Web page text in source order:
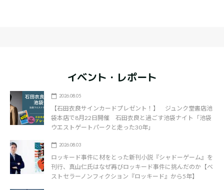
イベント・レポート
2026.08.05
【石田衣良サインカードプレゼント！】 ジュンク堂書店池
袋本店で8月22日開催 石田衣良と過ごす池袋ナイト「池袋
ウエストゲートパークと走った30年」
2026.08.03
ロッキード事件に材をとった新刊小説『シャドーゲーム』を
刊行、真山仁氏はなぜ再びロッキード事件に挑んだのか【ベ
ストセラーノンフィクション『ロッキード』から5年】